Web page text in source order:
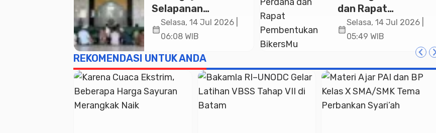
Umat
Selapanan
Serentak dan
peresmian 3 Masjid
calendar_month
Selasa, 14 Jul 2026 |
06:08 WIB
dan Rapat
Pembentukan
BikersMu Chapter
Temanggung Korwil
Atas Roda
calendar_month
Selasa, 14 Jul 2026 |
05:49 WIB
REKOMENDASI UNTUK ANDA